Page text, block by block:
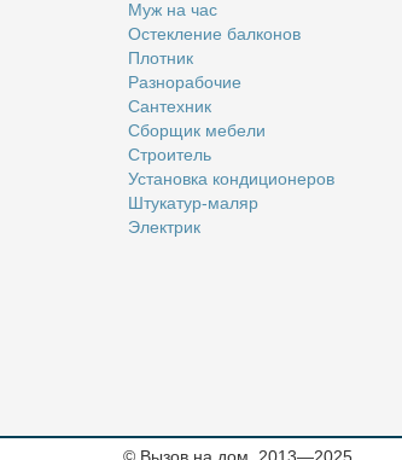
Муж на час
Остек­ле­ние бал­ко­нов
Плот­ник
Раз­но­ра­бо­чие
Сан­тех­ник
Сбор­щик ме­бе­ли
Стро­и­тель
Уста­нов­ка кон­ди­ци­о­не­ров
Шту­ка­тур-ма­ляр
Элек­трик